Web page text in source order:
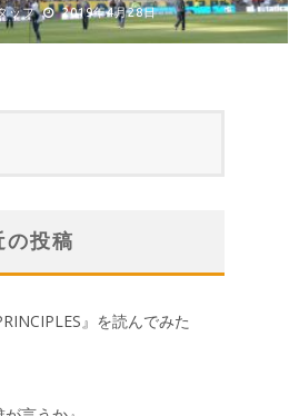
ッフ 2019年4月28日
の投稿
』を読んでみた